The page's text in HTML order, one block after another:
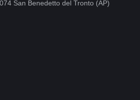
San Benedetto del Tronto (AP)